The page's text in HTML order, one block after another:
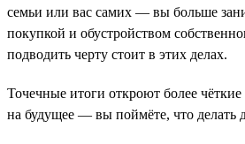
семьи или вас самих — вы больше
покупкой и обустройством
подводить черту стоит в этих делах.
Точечные итоги откроют более
на будущее — вы поймёте, что делать